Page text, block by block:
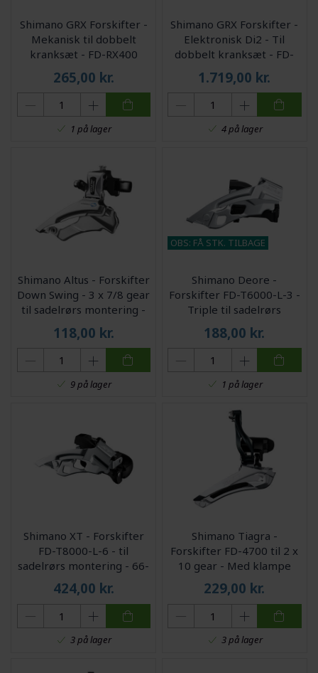
Shimano GRX Forskifter -
Mekanisk til dobbelt
kranksæt - FD-RX400
265,00 kr.
1 på lager
Shimano GRX Forskifter -
Elektronisk Di2 - Til
dobbelt kranksæt - FD-
RX815
1.719,00 kr.
4 på lager
Shimano Altus - Forskifter
Down Swing - 3 x 7/8 gear
til sadelrørs montering -
63-66
118,00 kr.
9 på lager
OBS: FÅ STK. TILBAGE
Shimano Deore -
Forskifter FD-T6000-L-3 -
Triple til sadelrørs
montering
188,00 kr.
1 på lager
Shimano XT - Forskifter
FD-T8000-L-6 - til
sadelrørs montering - 66-
69
424,00 kr.
3 på lager
Shimano Tiagra -
Forskifter FD-4700 til 2 x
10 gear - Med klampe
28,6-31,8mm
229,00 kr.
3 på lager